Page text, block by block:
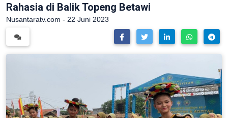
Rahasia di Balik Topeng Betawi
Nusantaratv.com - 22 Juni 2023